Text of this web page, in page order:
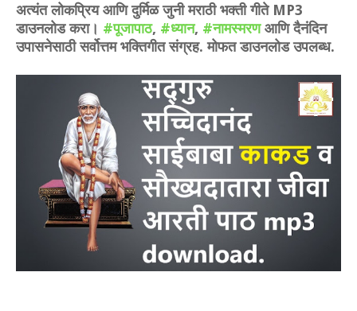
अत्यंत लोकप्रिय आणि दुर्मिळजुनी मराठी भक्ती गीते MP3
डाउनलोड करा। #पूजापाठ, #ध्यान, #नामस्मरणआणि दैनंदिन
उपासनेसाठी सर्वोत्तम भक्तिगीत संग्रह. मोफत डाउनलोड उपलब्ध.